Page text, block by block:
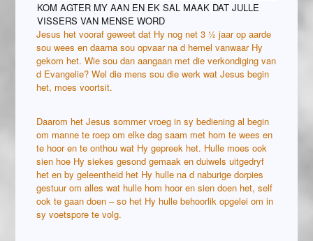
KOM AGTER MY AAN EN EK SAL MAAK DAT JULLE
VISSERS VAN MENSE WORD
Jesus het vooraf geweet dat Hy nog net 3 ½ jaar op aarde
sou wees en daarna sou opvaar na d hemel vanwaar Hy
gekom het. Wie sou dan aangaan met die verkondiging van
d Evangelie? Wel die mens sou die werk wat Jesus begin
het, moes voortsit.
Daarom het Jesus sommer vroeg in sy bediening al begin
om manne te roep om elke dag saam met hom te wees en
te hoor en te onthou wat Hy gepreek het. Hulle moes ook
sien hoe Hy siekes gesond gemaak en duiwels uitgedryf
het en by geleentheid het Hy hulle na d naburige dorpies
gestuur om alles wat hulle hom hoor en sien doen het, self
ook te gaan doen – so het Hy hulle behoorlik opgelei om in
sy voetspore te volg.